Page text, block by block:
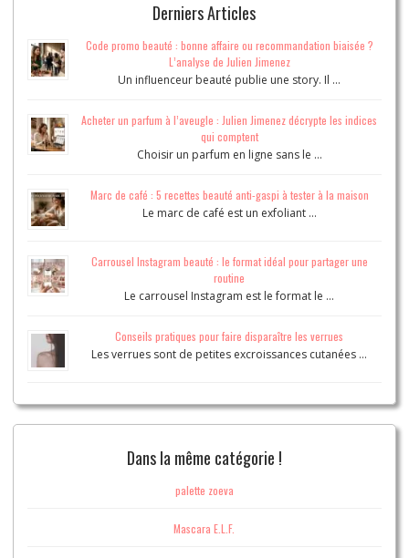
Derniers Articles
Code promo beauté : bonne affaire ou recommandation biaisée ?
L’analyse de Julien Jimenez
Un influenceur beauté publie une story. Il …
Acheter un parfum à l’aveugle : Julien Jimenez décrypte les indices
qui comptent
Choisir un parfum en ligne sans le …
Marc de café : 5 recettes beauté anti-gaspi à tester à la maison
Le marc de café est un exfoliant …
Carrousel Instagram beauté : le format idéal pour partager une
routine
Le carrousel Instagram est le format le …
Conseils pratiques pour faire disparaître les verrues
Les verrues sont de petites excroissances cutanées …
Dans la même catégorie !
palette zoeva
Mascara E.L.F.